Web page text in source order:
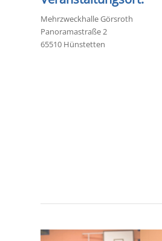
Mehrzweckhalle Görsroth
Panoramastraße 2
65510 Hünstetten